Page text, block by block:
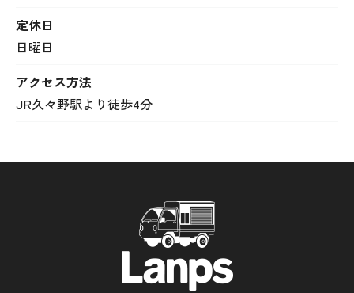
定休日
日曜日
アクセス方法
JR久々野駅より徒歩4分